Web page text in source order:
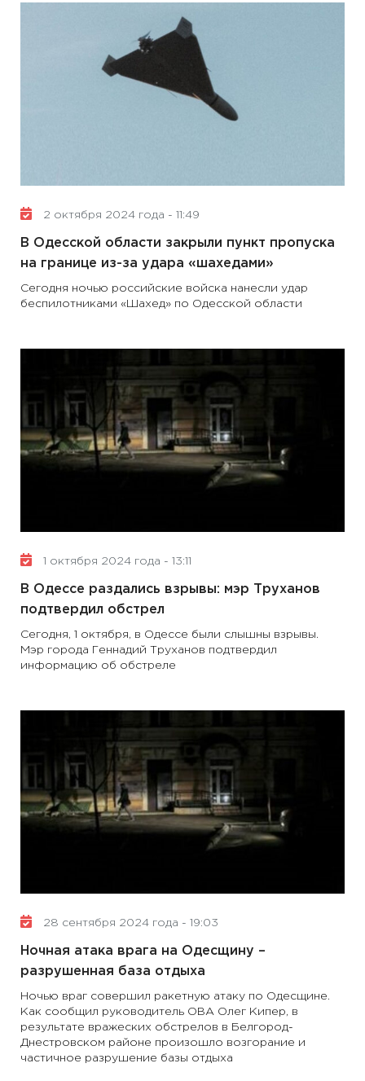
2 октября 2024 года - 11:49
В Одесской области закрыли пункт пропуска
на границе из-за удара «шахедами»
Сегодня ночью российские войска нанесли удар
беспилотниками «Шахед» по Одесской области
1 октября 2024 года - 13:11
В Одессе раздались взрывы: мэр Труханов
подтвердил обстрел
Сегодня, 1 октября, в Одессе были слышны взрывы.
Мэр города Геннадий Труханов подтвердил
информацию об обстреле
28 сентября 2024 года - 19:03
Ночная атака врага на Одесщину –
разрушенная база отдыха
Ночью враг совершил ракетную атаку по Одесщине.
Как сообщил руководитель ОВА Олег Кипер, в
результате вражеских обстрелов в Белгород-
Днестровском районе произошло возгорание и
частичное разрушение базы отдыха